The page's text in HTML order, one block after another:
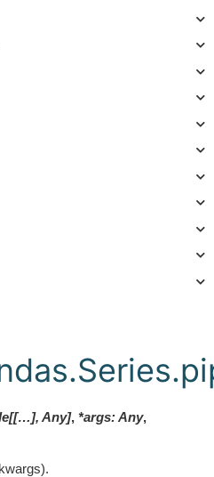
Any], *args:Any,